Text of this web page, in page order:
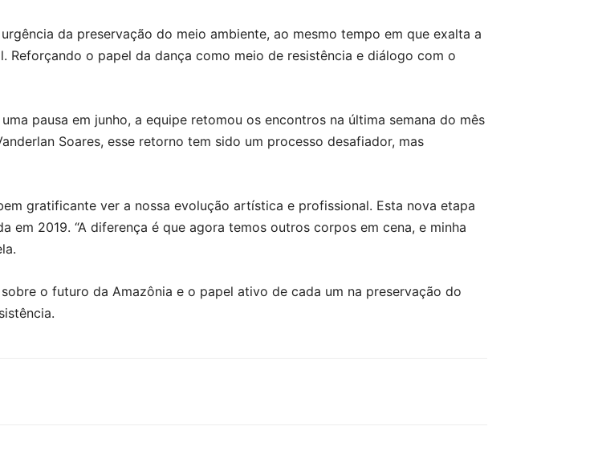
da preservação do meio ambiente, ao mesmo tempo em que exalta a
o papel da dança como meio de resistência e diálogo com o
pausa em junho, a equipe retomou os encontros na última semana do mês
Soares, esse retorno tem sido um processo desafiador, mas
gratificante ver a nossa evolução artística e profissional. Esta nova etapa
em 2019. “A diferença é que agora temos outros corpos em cena, e minha
o futuro da Amazônia e o papel ativo de cada um na preservação do